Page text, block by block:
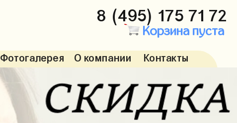
8 (495) 175 71 72
Корзина пуста
Фотогалерея О компании Контакты